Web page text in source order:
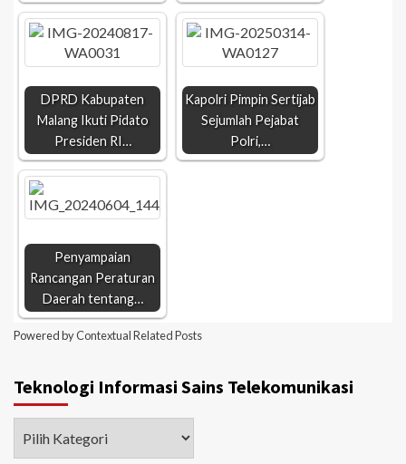
DPRD Kabupaten
Malang Ikuti Pidato
Presiden RI…
Kapolri Pimpin Sertijab
Sejumlah Pejabat
Polri,…
Penyampaian
Rancangan Peraturan
Daerah tentang…
Powered byContextual Related Posts
Teknologi Informasi Sains Telekomunikasi